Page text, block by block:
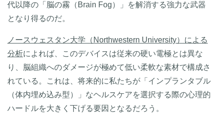
代以降の「脳の霧（Brain Fog）」を解消する強力な武器
となり得るのだ。
ノースウェスタン大学（Northwestern University）による
分析によれば、このデバイスは従来の硬い電極とは異な
り、脳組織へのダメージが極めて低い柔軟な素材で構成さ
れている。これは、将来的に私たちが「インプランタブル
（体内埋め込み型）」なヘルスケアを選択する際の心理的
ハードルを大きく下げる要因となるだろう。